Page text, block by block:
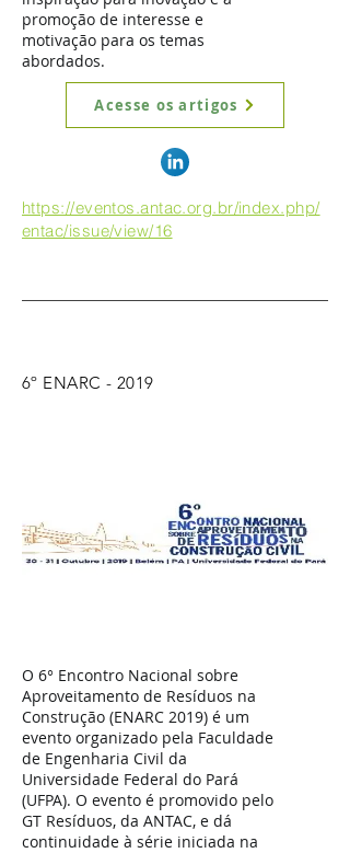
promoção de interesse e
motivação para os temas
abordados.
Acesse os artigos
https://eventos.antac.org.br/index.php/
entac/issue/view/16
6º ENARC - 2019
O 6° Encontro Nacional sobre
Aproveitamento de Resíduos na
Construção (ENARC 2019) é um
evento organizado pela Faculdade
de Engenharia Civil da
Universidade Federal do Pará
(UFPA). O evento é promovido pelo
GT Resíduos, da ANTAC, e dá
continuidade à série iniciada na